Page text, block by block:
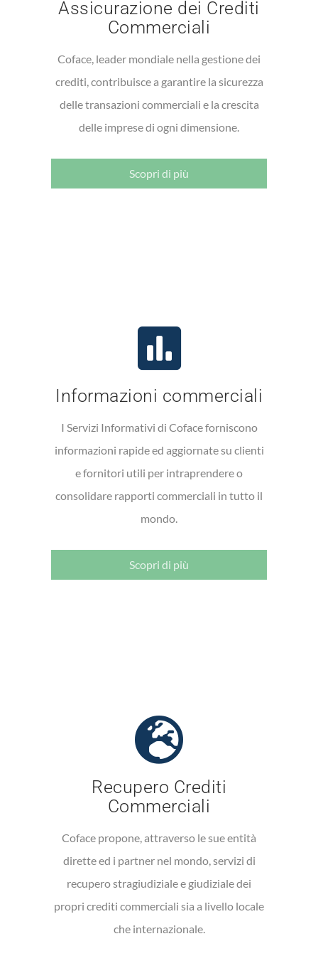
Assicurazione dei Crediti
Commerciali
Coface, leader mondiale nella gestione dei
crediti, contribuisce a garantire la sicurezza
delle transazioni commerciali e la crescita
delle imprese di ogni dimensione.
Scopri di più
Informazioni commerciali
I Servizi Informativi di Coface forniscono
informazioni rapide ed aggiornate su clienti
e fornitori utili per intraprendere o
consolidare rapporti commerciali in tutto il
mondo.
Scopri di più
Recupero Crediti
Commerciali
Coface propone, attraverso le sue entità
dirette ed i partner nel mondo, servizi di
recupero stragiudiziale e giudiziale dei
propri crediti commerciali sia a livello locale
che internazionale.